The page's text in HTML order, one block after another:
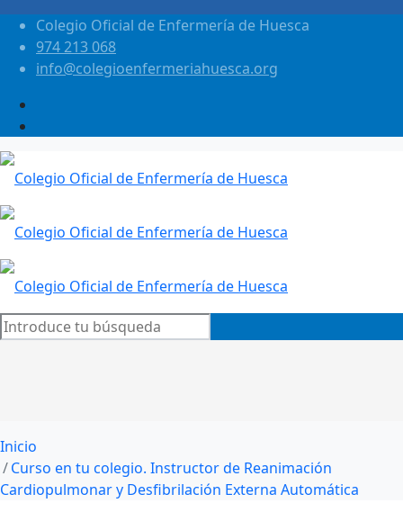
Colegio Oficial de Enfermería de Huesca
974 213 068
info@colegioenfermeriahuesca.org
Inicio
Curso en tu colegio. Instructor de Reanimación
Cardiopulmonar y Desfibrilación Externa Automática